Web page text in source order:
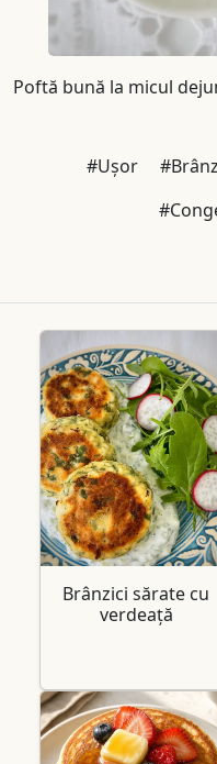
Poftă bună la micul
#Ușor
Brânzici sărate cu
verdeață